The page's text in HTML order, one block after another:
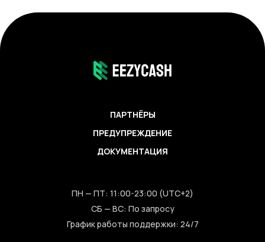
ПАРТНЁРЫ
ПРЕДУПРЕЖДЕНИЕ
ДОКУМЕНТАЦИЯ
ПН — ПТ: 11:00-23:00 (UTC+2)
СБ — ВС: По запросу
График работы поддержки: 24/7